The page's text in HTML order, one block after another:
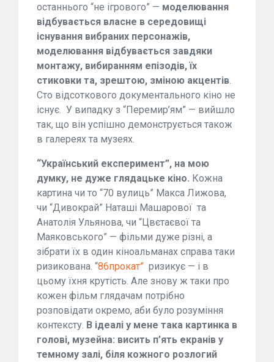
останнього “не ігрового” — моделювання
відбувається власне в середовищі
існування вибраних персонажів,
моделювання відбувається завдяки
монтажу, вибиранням епізодів, їх
стиковки та, зрештою, зміною акцентів
Сто відсоткового документального кіно не
існує. У випадку з “Перемир’ям” — вийшло
так, що він успішно демонструється також
в галереях та музеях.
“Український експеримент”, на мою
думку, не дуже глядацьке кіно. Кожна
картина чи то “70 вулиць” Макса Лижова,
чи “Дивокрай” Наташі Машарової та
Анатолія Ульянова, чи “Цвєтаєвої та
Маяковського” — фільми дуже різні, а
зібрати їх в один кіноальманах справа таки
ризикована. “86прокат” ризикує — і в
цьому їхня крутість. Але знову ж таки про
кожен фільм глядачам потрібно
розповідати окремо, аби було розуміння
контексту. В ідеалі у мене така картинка в
голові, музейна: висить п’ять екранів у
темному залі, біля кожного розлогий